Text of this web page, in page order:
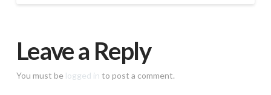
Leave a Reply
You must be logged in to post a comment.